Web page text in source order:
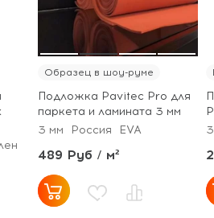
Образец в шоу-руме
Подложка Pavitec Pro для
паркета и ламината 3 мм
3 мм
Россия EVA
489 Руб / м²